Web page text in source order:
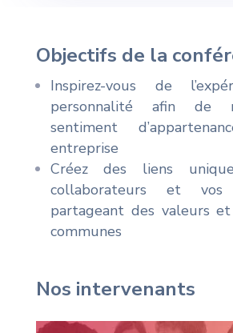
Objectifs de la
Inspirez-vous de
personnalité afin de
sentiment
entreprise
Créez des liens
collaborateurs et
partageant des valeurs et
communes
Nos intervenants